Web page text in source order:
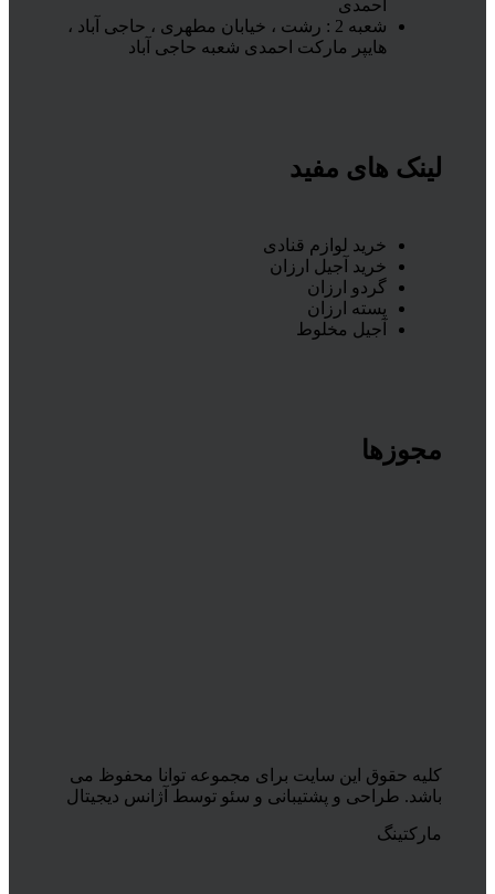
احمدی
شعبه 2 : رشت ، خیابان مطهری ، حاجی آباد ،
هایپر مارکت احمدی شعبه حاجی آباد
لینک های مفید
خرید لوازم قنادی
خرید آجیل ارزان
گردو ارزان
پسته ارزان
آجیل مخلوط
مجوزها
کلیه حقوق این سایت برای مجموعه توانا محفوظ می
باشد. طراحی و پشتیبانی و سئو توسط آژانس دیجیتال
مارکتینگ